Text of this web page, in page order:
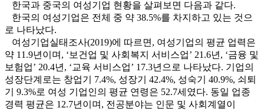
한국과 중국의 여성기업 현황을 살펴보면 다음과 같다.
한국의 여성기업은 전체 중 약 38.5%를 차지하고 있는 것으
로 나타났다.
여성기업실태조사(2019)에 따르면, 여성기업의 평균 업력은
약 11.9년이며, ‘보건업 및 사회복지 서비스업’ 21.6년, ‘금융 및
보험업’ 20.4년, ‘교육 서비스업’ 17.3년으로 나타났다. 기업의
성장단계로는 창업기 7.4%, 성장기 42.4%, 성숙기 40.9%, 쇠퇴
기 9.3%로 여성 기업인의 평균 연령은 52.7세였다. 동일 업종
경력 평균은 12.7년이며, 전공분야는 인문 및 사회계열이